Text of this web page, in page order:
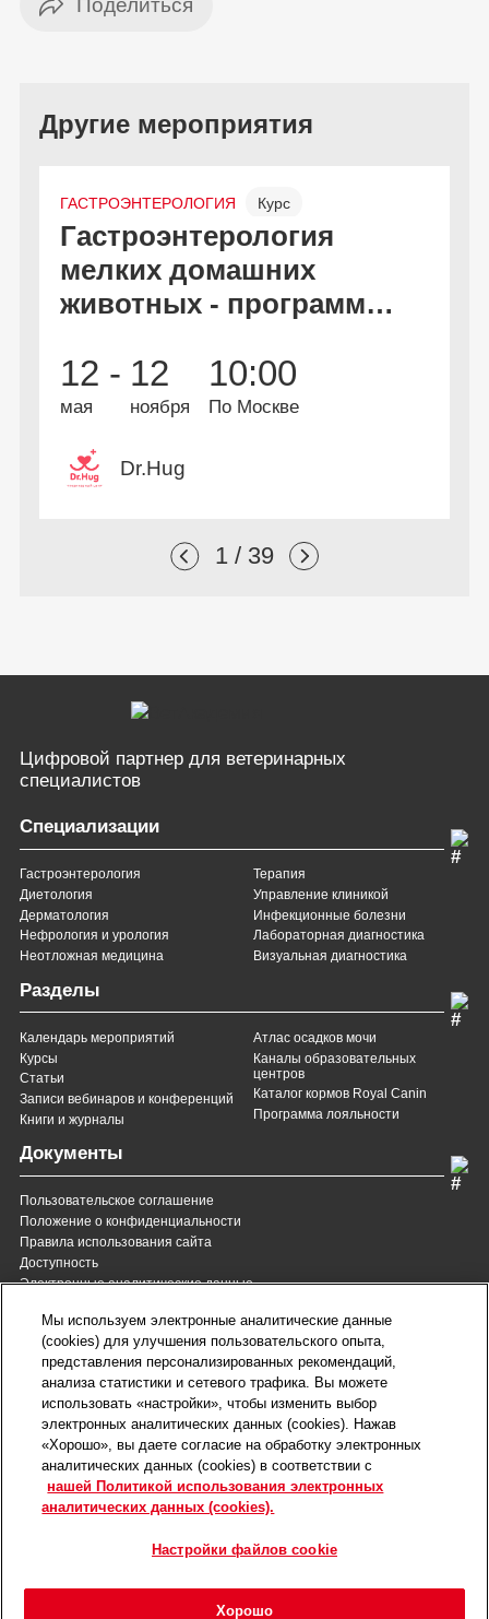
Другие мероприятия
ГАСТРОЭНТЕРОЛОГИЯ Курс
Онлайн и офлайн Бесплатно
Гастроэнтерология
мелких домашних
животных - программа
профессиональной
переподготовки
12 -
мая
12
ноября
10:00
По Москве
Dr.Hug
1 / 39
Цифровой партнер для ветеринарных
специалистов
Специализации
Гастроэнтерология
Диетология
Дерматология
Нефрология и урология
Неотложная медицина
Терапия
Управление клиникой
Инфекционные болезни
Лабораторная диагностика
Визуальная диагностика
Разделы
Календарь мероприятий
Курсы
Статьи
Записи вебинаров и конференций
Книги и журналы
Атлас осадков мочи
Каналы образовательных
центров
Каталог кормов Royal Canin
Программа лояльности
Документы
Пользовательское соглашение
Положение о конфиденциальности
Правила использования сайта
Доступность
Электронные аналитические данные
8 (800) 200-37-35
Служба Заботы для России
звонок бесплатный для
всех регионов России
8 (820) 007-137-35
Служба Заботы для
Республики Беларусь
contact@royalcanin.ru
Техническая поддержка
Карта сайта
Настройки файлов cookie
Входит в группу компаний Mars, Incorporated.
Мы используем электронные аналитические данные
(cookies) для улучшения пользовательского опыта,
представления персонализированных рекомендаций,
анализа статистики и сетевого трафика. Вы можете
использовать «настройки», чтобы изменить выбор
электронных аналитических данных (cookies). Нажав
«Хорошо», вы даете согласие на обработку электронных
аналитических данных (cookies) в соответствии с
нашей Политикой использования электронных
аналитических данных (cookies).
Настройки файлов cookie
Хорошо